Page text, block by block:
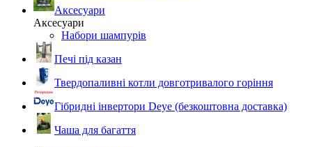
Аксесуари
Аксесуари
Набори шампурів
Печі під казан
Твердопаливні котли довготривалого горіння
Гібридні інвертори Deye (безкоштовна доставка)
Чаша для багаття